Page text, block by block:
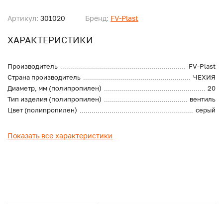
Артикул: 301020 Бренд: FV-Plast
ХАРАКТЕРИСТИКИ
Производитель
FV-Plast
Страна производитель
ЧЕХИЯ
Диаметр, мм (полипропилен)
20
Тип изделия (полипропилен)
вентиль
Цвет (полипропилен)
серый
Показать все характеристики